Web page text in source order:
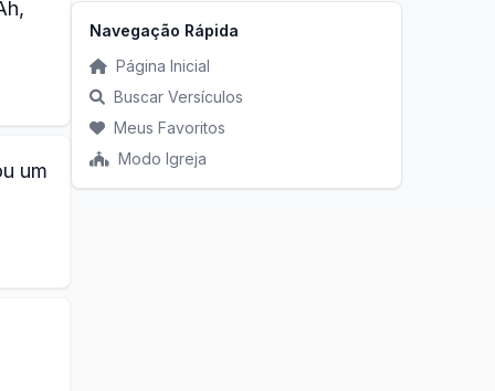
um
Navegação Rápida
Página Inicial
Buscar Versículos
Meus Favoritos
Modo Igreja